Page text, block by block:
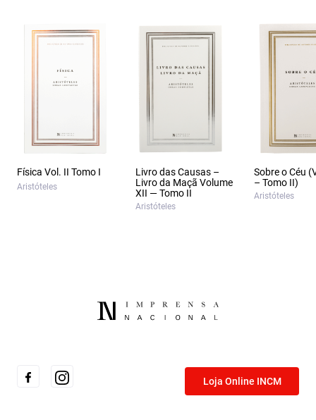
Física Vol. II Tomo I
Aristóteles
Livro das Causas –
Livro da Maçã Volume
XII — Tomo II
Aristóteles
Sobre o Céu
– Tomo II)
Aristóteles
Loja Online INCM